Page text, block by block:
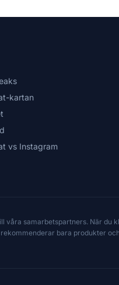
kartan
vs Instagram
våra samarbetspartners. När du
bara produkter